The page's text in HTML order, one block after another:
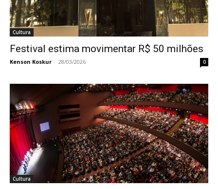
Cultura
Festival estima movimentar R$ 50 milhões
Kenson Koskur - 28/03/2026 0
Cultura